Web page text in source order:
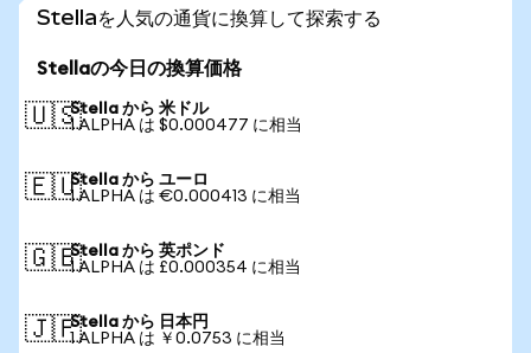
Stellaを人気の通貨に換算して探索する
Stellaの今日の換算価格
🇺🇸Stella から 米ドル
1 ALPHA は $0.000477 に相当
🇪🇺Stella から ユーロ
1 ALPHA は €0.000413 に相当
🇬🇧Stella から 英ポンド
1 ALPHA は £0.000354 に相当
🇯🇵Stella から 日本円
1 ALPHA は ￥0.0753 に相当